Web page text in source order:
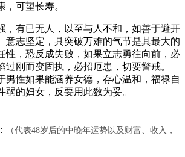
可望长寿。
有已无人，以至与人不和，如善于避开
意志坚定，具突破万难的气节是其最大的
性，恐反成失败，如果立志勇往向前，必
过刚而变固执，必招厄患，切要警戒。
男性如果能涵养女德，存心温和，福禄自
弱的妇女，反要用此数为妥。
：
（代表48岁后的中晚年运势以及财富、收入，